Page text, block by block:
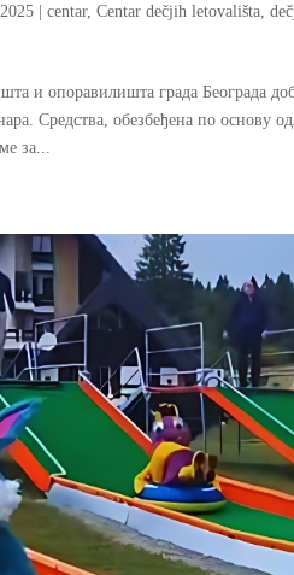
|centar,Centar dečjih letovališta ,
и опоравилишта града Београда
Средства, обезбеђена по основу
за...